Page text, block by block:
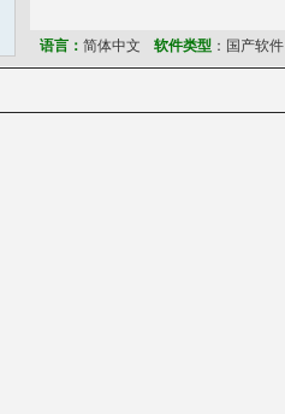
语言： 简体中文 软件类型：国产软件